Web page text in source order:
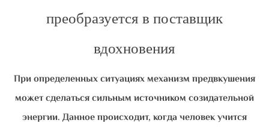
преобразуется в поставщик
вдохновения
При определенных ситуациях механизм предвкушения
может сделаться сильным источником созидательной
энергии. Данное происходит, когда человек учится